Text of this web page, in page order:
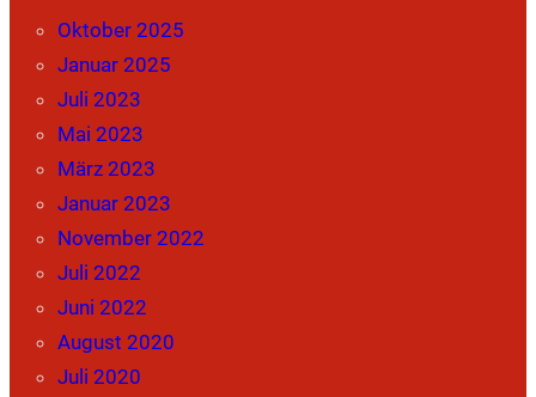
Oktober 2025
Januar 2025
Juli 2023
Mai 2023
März 2023
Januar 2023
November 2022
Juli 2022
Juni 2022
August 2020
Juli 2020